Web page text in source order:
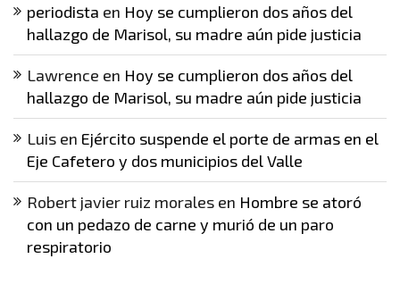
periodista en Hoy se cumplieron dos años del
hallazgo de Marisol, su madre aún pide justicia
Lawrence en Hoy se cumplieron dos años del
hallazgo de Marisol, su madre aún pide justicia
Luis en Ejército suspende el porte de armas en el
Eje Cafetero y dos municipios del Valle
Robert javier ruiz morales en Hombre se atoró
con un pedazo de carne y murió de un paro
respiratorio